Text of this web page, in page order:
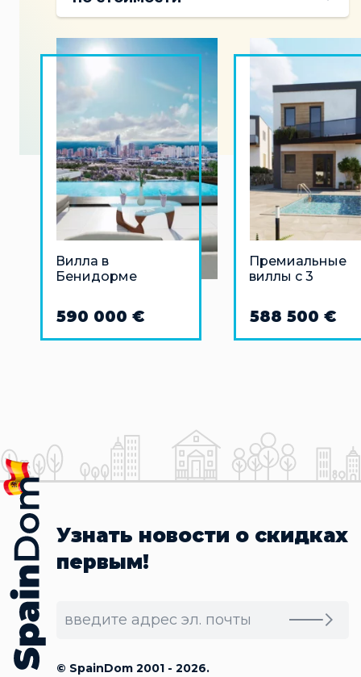
Вилла в
Бенидорме
590 000 €
Премиальные
виллы с 3
Финестрате
588 500 €
Узнать новости о скидках
первым!
© SpainDom 2001 - 2026.